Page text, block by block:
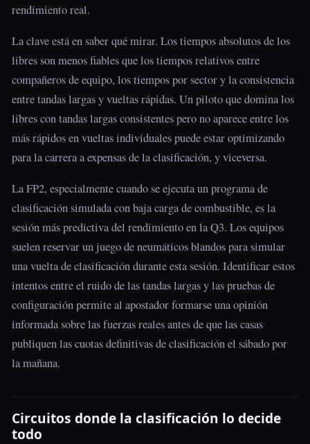
rendimiento real.
La clave está en saber qué mirar. Los tiempos absolutos de los
libres son menos fiables que los tiempos relativos entre
compañeros de equipo, los tiempos por sector y la consistencia
entre tandas largas y vueltas rápidas. Un piloto que domina los
libres con tandas largas consistentes pero no aparece entre los
más rápidos en vueltas individuales puede estar optimizando
para la carrera a expensas de la clasificación, y viceversa.
La FP2, especialmente cuando se ejecuta un programa de
clasificación simulada con baja carga de combustible, es la
sesión más predictiva del rendimiento en la Q3. Los equipos
suelen reservar un juego de neumáticos blandos para simular
una vuelta de clasificación durante esta sesión. Identificar estos
intentos entre el ruido de las tandas largas y las pruebas de
configuración permite al apostador formarse una opinión
informada sobre las fuerzas reales antes de que las casas
publiquen las cuotas definitivas de clasificación el sábado por
la mañana.
Circuitos donde la clasificación lo decide
todo